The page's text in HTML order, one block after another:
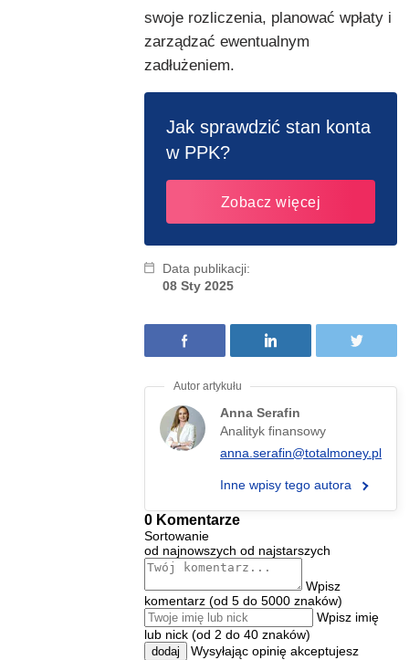
swoje rozliczenia, planować wpłaty i
zarządzać ewentualnym
zadłużeniem.
Jak sprawdzić stan konta
w PPK?
Zobacz więcej
Data publikacji:
08 Sty 2025
Anna Serafin
Analityk finansowy
anna.serafin@totalmoney.pl
Inne wpisy tego autora
0 Komentarze
Sortowanie
od najnowszych od najstarszych
Wpisz
komentarz (od 5 do 5000 znaków)
Wpisz imię
lub nick (od 2 do 40 znaków)
dodaj
Wysyłając opinię akceptujesz